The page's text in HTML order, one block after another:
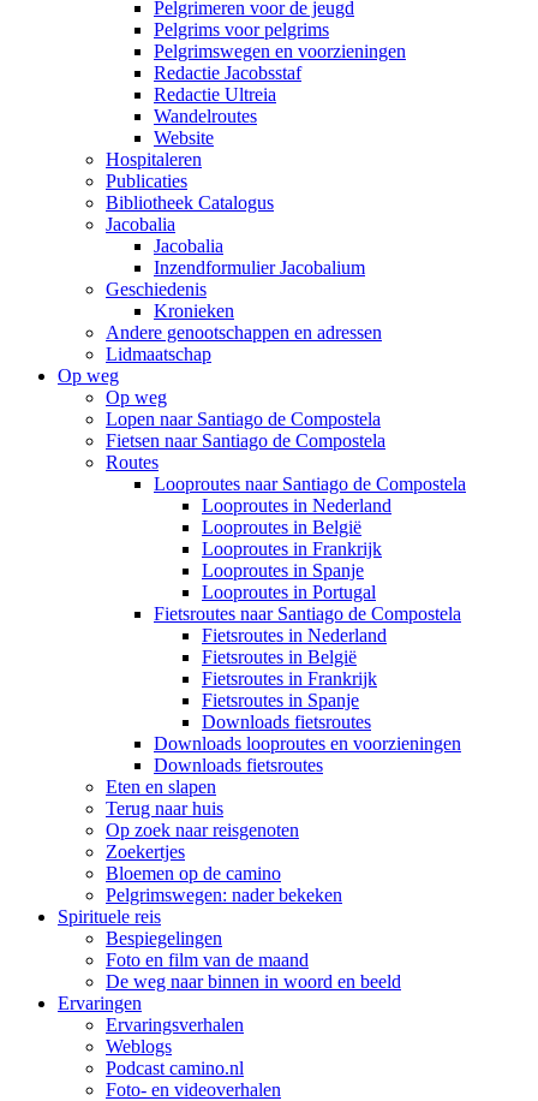
Pelgrimeren voor de jeugd
Pelgrims voor pelgrims
Pelgrimswegen en voorzieningen
Redactie Jacobsstaf
Redactie Ultreia
Wandelroutes
Website
Hospitaleren
Publicaties
Bibliotheek Catalogus
Jacobalia
Jacobalia
Inzendformulier Jacobalium
Geschiedenis
Kronieken
Andere genootschappen en adressen
Lidmaatschap
Op weg
Op weg
Lopen naar Santiago de Compostela
Fietsen naar Santiago de Compostela
Routes
Looproutes naar Santiago de Compostela
Looproutes in Nederland
Looproutes in België
Looproutes in Frankrijk
Looproutes in Spanje
Looproutes in Portugal
Fietsroutes naar Santiago de Compostela
Fietsroutes in Nederland
Fietsroutes in België
Fietsroutes in Frankrijk
Fietsroutes in Spanje
Downloads fietsroutes
Downloads looproutes en voorzieningen
Downloads fietsroutes
Eten en slapen
Terug naar huis
Op zoek naar reisgenoten
Zoekertjes
Bloemen op de camino
Pelgrimswegen: nader bekeken
Spirituele reis
Bespiegelingen
Foto en film van de maand
De weg naar binnen in woord en beeld
Ervaringen
Ervaringsverhalen
Weblogs
Podcast camino.nl
Foto- en videoverhalen